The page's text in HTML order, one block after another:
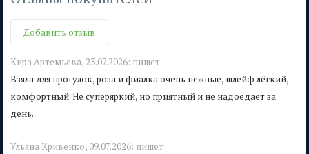
Добавить отзыв
Кира Артемьева, 23.07.2026: пишет
Взяла для прогулок, роза и фиалка очень нежные, шлейф лёгкий,
комфортный. Не суперяркий, но приятный и не надоедает за
день.
Ульяна Кривенко, 09.07.2026: пишет